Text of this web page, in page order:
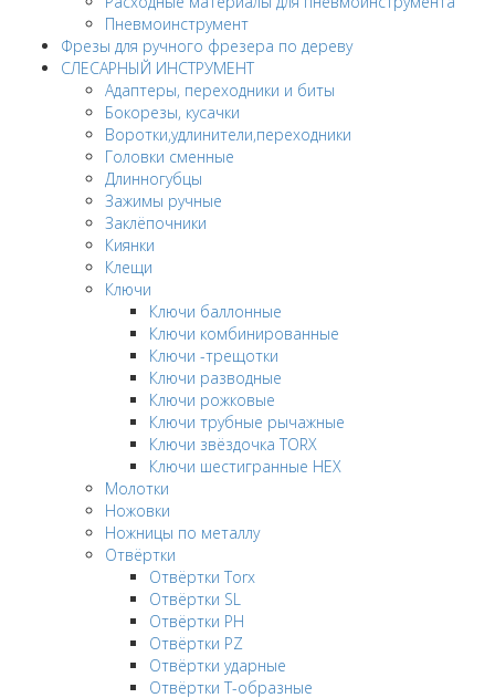
Пневмоинструмент
Фрезы для ручного фрезера по дереву
СЛЕСАРНЫЙ ИНСТРУМЕНТ
Адаптеры, переходники и биты
Бокорезы, кусачки
Воротки,удлинители,переходники
Головки сменные
Длинногубцы
Зажимы ручные
Заклёпочники
Киянки
Клещи
Ключи
Ключи баллонные
Ключи комбинированные
Ключи -трещотки
Ключи разводные
Ключи рожковые
Ключи трубные рычажные
Ключи звёздочка TORX
Ключи шестигранные HEX
Молотки
Ножовки
Ножницы по металлу
Отвёртки
Отвёртки Torx
Отвёртки SL
Отвёртки PH
Отвёртки PZ
Отвёртки ударные
Отвёртки Т-образные